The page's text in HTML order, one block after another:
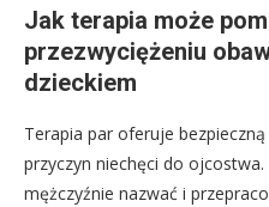
Jak terapia może
przezwyciężeniu
dzieckiem
Terapia par oferuje
przyczyn niechęci do
mężczyźnie nazwać i